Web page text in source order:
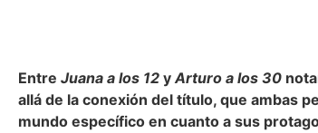
Entre Juana a los 12 yArturo a los 30
allá de la conexión del título, que ambas
mundo específico en cuanto a sus